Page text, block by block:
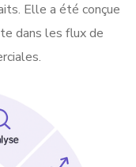
Elle a été conçue
dans les flux de